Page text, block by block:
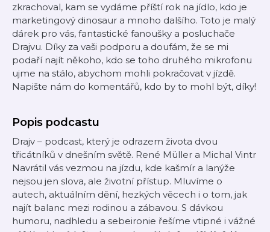
zkrachoval, kam se vydáme příští rok na jídlo, kdo je
marketingový dinosaur a mnoho dalšího. Toto je malý
dárek pro vás, fantastické fanoušky a posluchače
Drajvu. Díky za vaši podporu a doufám, že se mi
podaří najít někoho, kdo se toho druhého mikrofonu
ujme na stálo, abychom mohli pokračovat v jízdě.
Napište nám do komentářů, kdo by to mohl být, díky!
Popis podcastu
Drajv – podcast, který je odrazem života dvou
třicátníků v dnešním světě. René Müller a Michal Vintr
Navrátil vás vezmou na jízdu, kde kašmír a lanýže
nejsou jen slova, ale životní přístup. Mluvíme o
autech, aktuálním dění, hezkých věcech i o tom, jak
najít balanc mezi rodinou a zábavou. S dávkou
humoru, nadhledu a sebeironie řešíme vtipné i vážné